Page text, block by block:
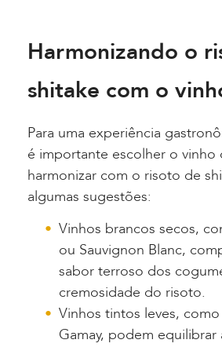
Harmonizando o
shitake com o
Para uma experiência
é importante escolher o vinho
harmonizar com o risoto de
algumas sugestões:
Vinhos brancos secos,
ou Sauvignon Blanc,
sabor terroso dos
cremosidade do risoto.
Vinhos tintos leves,
Gamay, podem equilibrar